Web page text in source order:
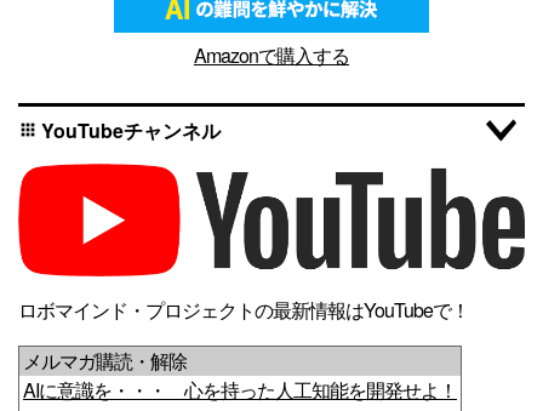
Amazonで購入する
apps YouTubeチャンネル
ロボマインド・プロジェクトの最新情報はYouTubeで！
メルマガ購読・解除
AIに意識を・・・ 心を持った人工知能を開発せよ！